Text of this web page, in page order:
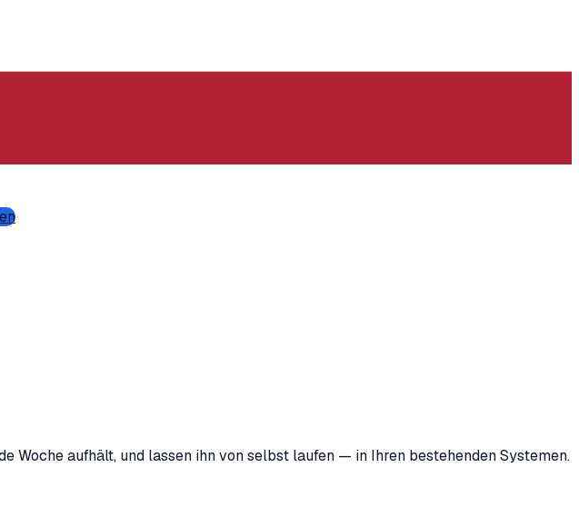
Woche aufhält, und lassen ihn von selbst laufen — in Ihren bestehenden Systemen.